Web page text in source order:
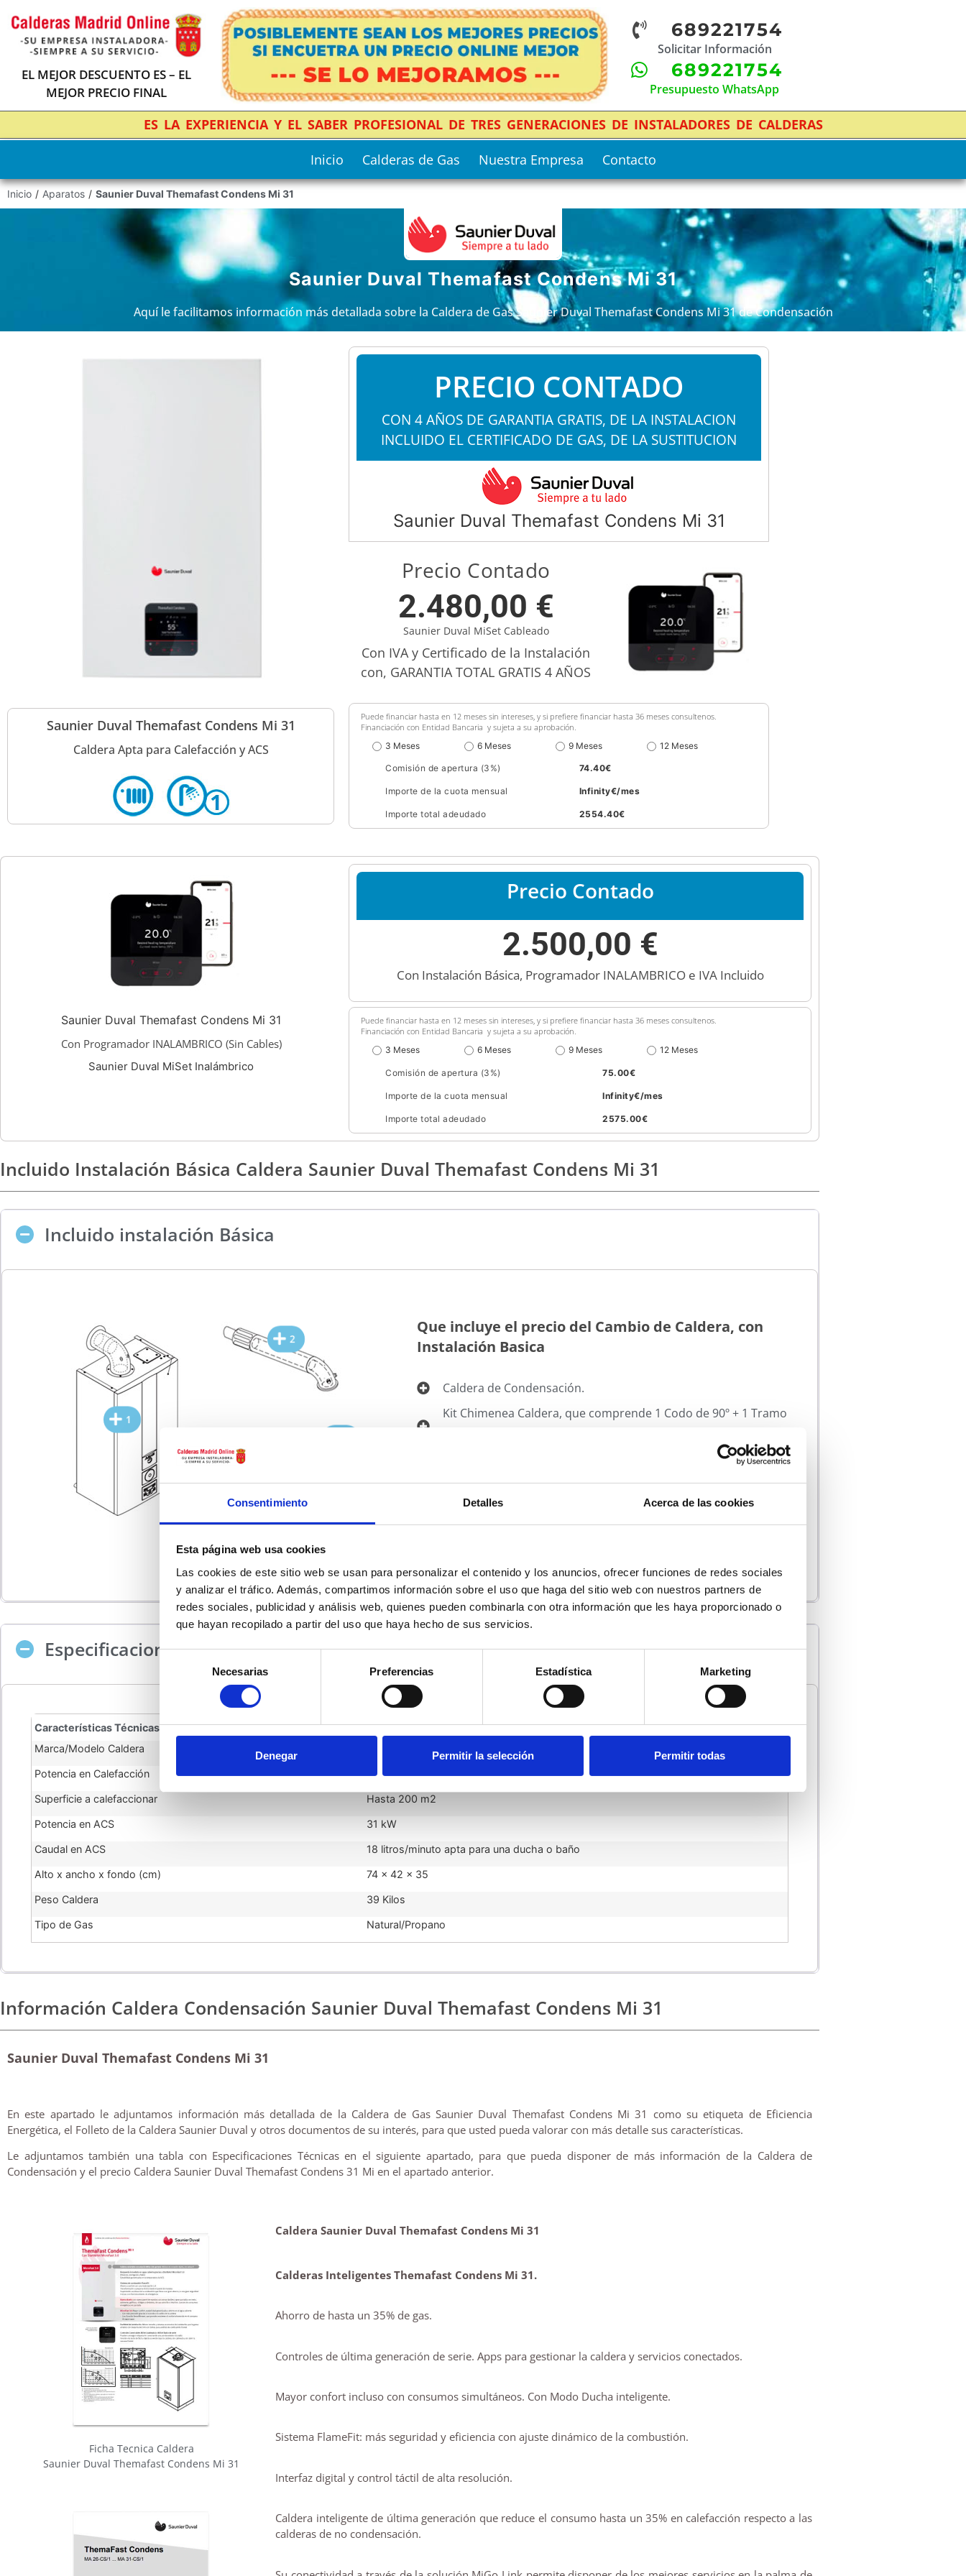
Consentimiento Detalles Acerca de las cookies
Esta página web usa cookies
Las cookies de este sitio web se usan para personalizar el contenido y los anuncios, ofrecer funciones de redes sociales
y analizar el tráfico. Además, compartimos información sobre el uso que haga del sitio web con nuestros partners de
redes sociales, publicidad y análisis web, quienes pueden combinarla con otra información que les haya proporcionado o
que hayan recopilado a partir del uso que haya hecho de sus servicios.
consentimiento
Necesarias Preferencias Estadística Marketing
Denegar Permitir la selección Permitir todas
EL MEJOR DESCUENTO ES – EL
MEJOR PRECIO FINAL
689221754
Solicitar Información
689221754
Presupuesto WhatsApp
ES LA EXPERIENCIA Y EL SABER PROFESIONAL DE TRES GENERACIONES DE INSTALADORES DE CALDERAS
Inicio Calderas de Gas Nuestra Empresa Contacto
Inicio / Aparatos / Saunier Duval Themafast Condens Mi 31
Saunier Duval Themafast Condens Mi 31
Aquí le facilitamos información más detallada sobre la Caldera de Gas Saunier Duval Themafast Condens Mi 31 de Condensación
Saunier Duval Themafast Condens Mi 31
Caldera Apta para Calefacción y ACS
PRECIO CONTADO
CON 4 AÑOS DE GARANTIA GRATIS, DE LA INSTALACION
INCLUIDO EL CERTIFICADO DE GAS, DE LA SUSTITUCION
Saunier Duval Themafast Condens Mi 31
Precio Contado
2.480,00 €
Saunier Duval MiSet Cableado
Con IVA y Certificado de la Instalación
con, GARANTIA TOTAL GRATIS 4 AÑOS
Puede financiar hasta en 12 meses sin intereses, y si prefiere financiar hasta 36 meses consultenos.
Financiación con Entidad Bancaria y sujeta a su aprobación.
3 Meses
6 Meses 9 Meses 12 Meses
Comisión de apertura (3%) 74.40€
Importe de la cuota mensual Infinity€/mes
Importe total adeudado 2554.40€
Saunier Duval Themafast Condens Mi 31
Con Programador INALAMBRICO (Sin Cables)
Saunier Duval MiSet Inalámbrico
Precio Contado
2.500,00 €
Con Instalación Básica, Programador INALAMBRICO e IVA Incluido
Puede financiar hasta en 12 meses sin intereses, y si prefiere financiar hasta 36 meses consultenos.
Financiación con Entidad Bancaria y sujeta a su aprobación.
3 Meses
6 Meses 9 Meses 12 Meses
Comisión de apertura (3%) 75.00€
Importe de la cuota mensual Infinity€/mes
Importe total adeudado 2575.00€
Incluido Instalación Básica Caldera Saunier Duval Themafast Condens Mi 31
Incluido instalación Básica
1
2
Que incluye el precio del Cambio de Caldera, con
Instalación Basica
Caldera de Condensación.
Kit Chimenea Caldera, que comprende 1 Codo de 90º + 1 Tramo
Juego de llaves y/o Accesorios de conexión a la Caldera.
Desagüe de condensados, que comprende un Tramo de tubo
Especificaciones técnicas Caldera
Características Técnicas Caldera
Marca/Modelo Caldera
Saunier Duval Themafast Condens Mi 31
Potencia en Calefacción 31 kW
Superficie a calefaccionar Hasta 200 m2
Potencia en ACS 31 kW
Caudal en ACS 18 litros/minuto apta para una ducha o baño
Alto x ancho x fondo (cm) 74 x 42 x 35
Peso Caldera 39 Kilos
Tipo de Gas Natural/Propano
Información Caldera Condensación Saunier Duval Themafast Condens Mi 31
Saunier Duval Themafast Condens Mi 31
En este apartado le adjuntamos información más detallada de la Caldera de Gas Saunier Duval Themafast Condens Mi 31 como su etiqueta de Eficiencia
Energética, el Folleto de la Caldera Saunier Duval y otros documentos de su interés, para que usted pueda valorar con más detalle sus características.
Le adjuntamos también una tabla con Especificaciones Técnicas en el siguiente apartado, para que pueda disponer de más información de la Caldera de
Condensación y el precio Caldera Saunier Duval Themafast Condens 31 Mi en el apartado anterior.
Ficha Tecnica Caldera
Saunier Duval Themafast Condens Mi 31
Caldera Saunier Duval Themafast Condens Mi 31
Calderas Inteligentes Themafast Condens Mi 31.
Ahorro de hasta un 35% de gas.
Controles de última generación de serie. Apps para gestionar la caldera y servicios conectados.
Mayor confort incluso con consumos simultáneos. Con Modo Ducha inteligente.
Sistema FlameFit: más seguridad y eficiencia con ajuste dinámico de la combustión.
Interfaz digital y control táctil de alta resolución.
Caldera inteligente de última generación que reduce el consumo hasta un 35% en calefacción respecto a las
calderas de no condensación.